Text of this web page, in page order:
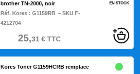
brother TN-2000, noir
Réf. Kores : G1159RB – SKU F-
4212704
EN STOCK
25,31€TTC
Kores Toner G1159HCRB remplace